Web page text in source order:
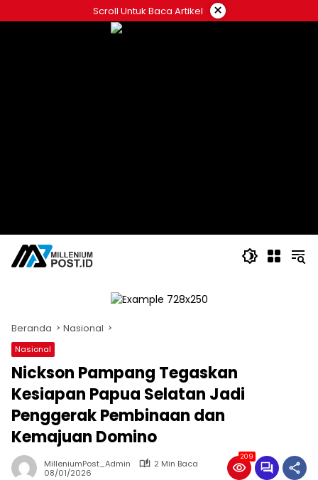
ke
Scroll Untuk Baca Artikel ×
Beranda Nasional
Nasional
Nickson Pampang Tegaskan
Kesiapan Papua Selatan Jadi
Penggerak Pembinaan dan
Kemajuan Domino
MilleniumPost_Admin
2 Min Baca
08/01/2026
209